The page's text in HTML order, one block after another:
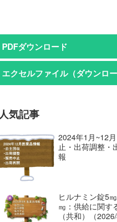
PDFダウンロード
エクセルファイル（ダウンロー
人気記事
2024年1月~12
止・出荷調整・
報
ヒルナミン錠5
㎎：供給に関す
（共和）（2026/